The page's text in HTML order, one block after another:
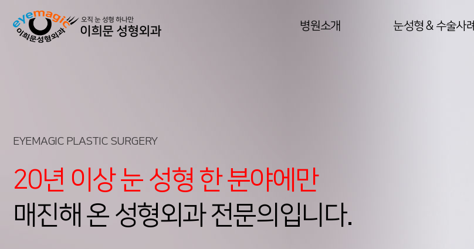
병원소개 눈성형 & 수술사례
EYEMAGIC PLASTIC SURGERY
20년 이상 눈 성형 한 분야에만
매진해 온 성형외과 전문의입니다.